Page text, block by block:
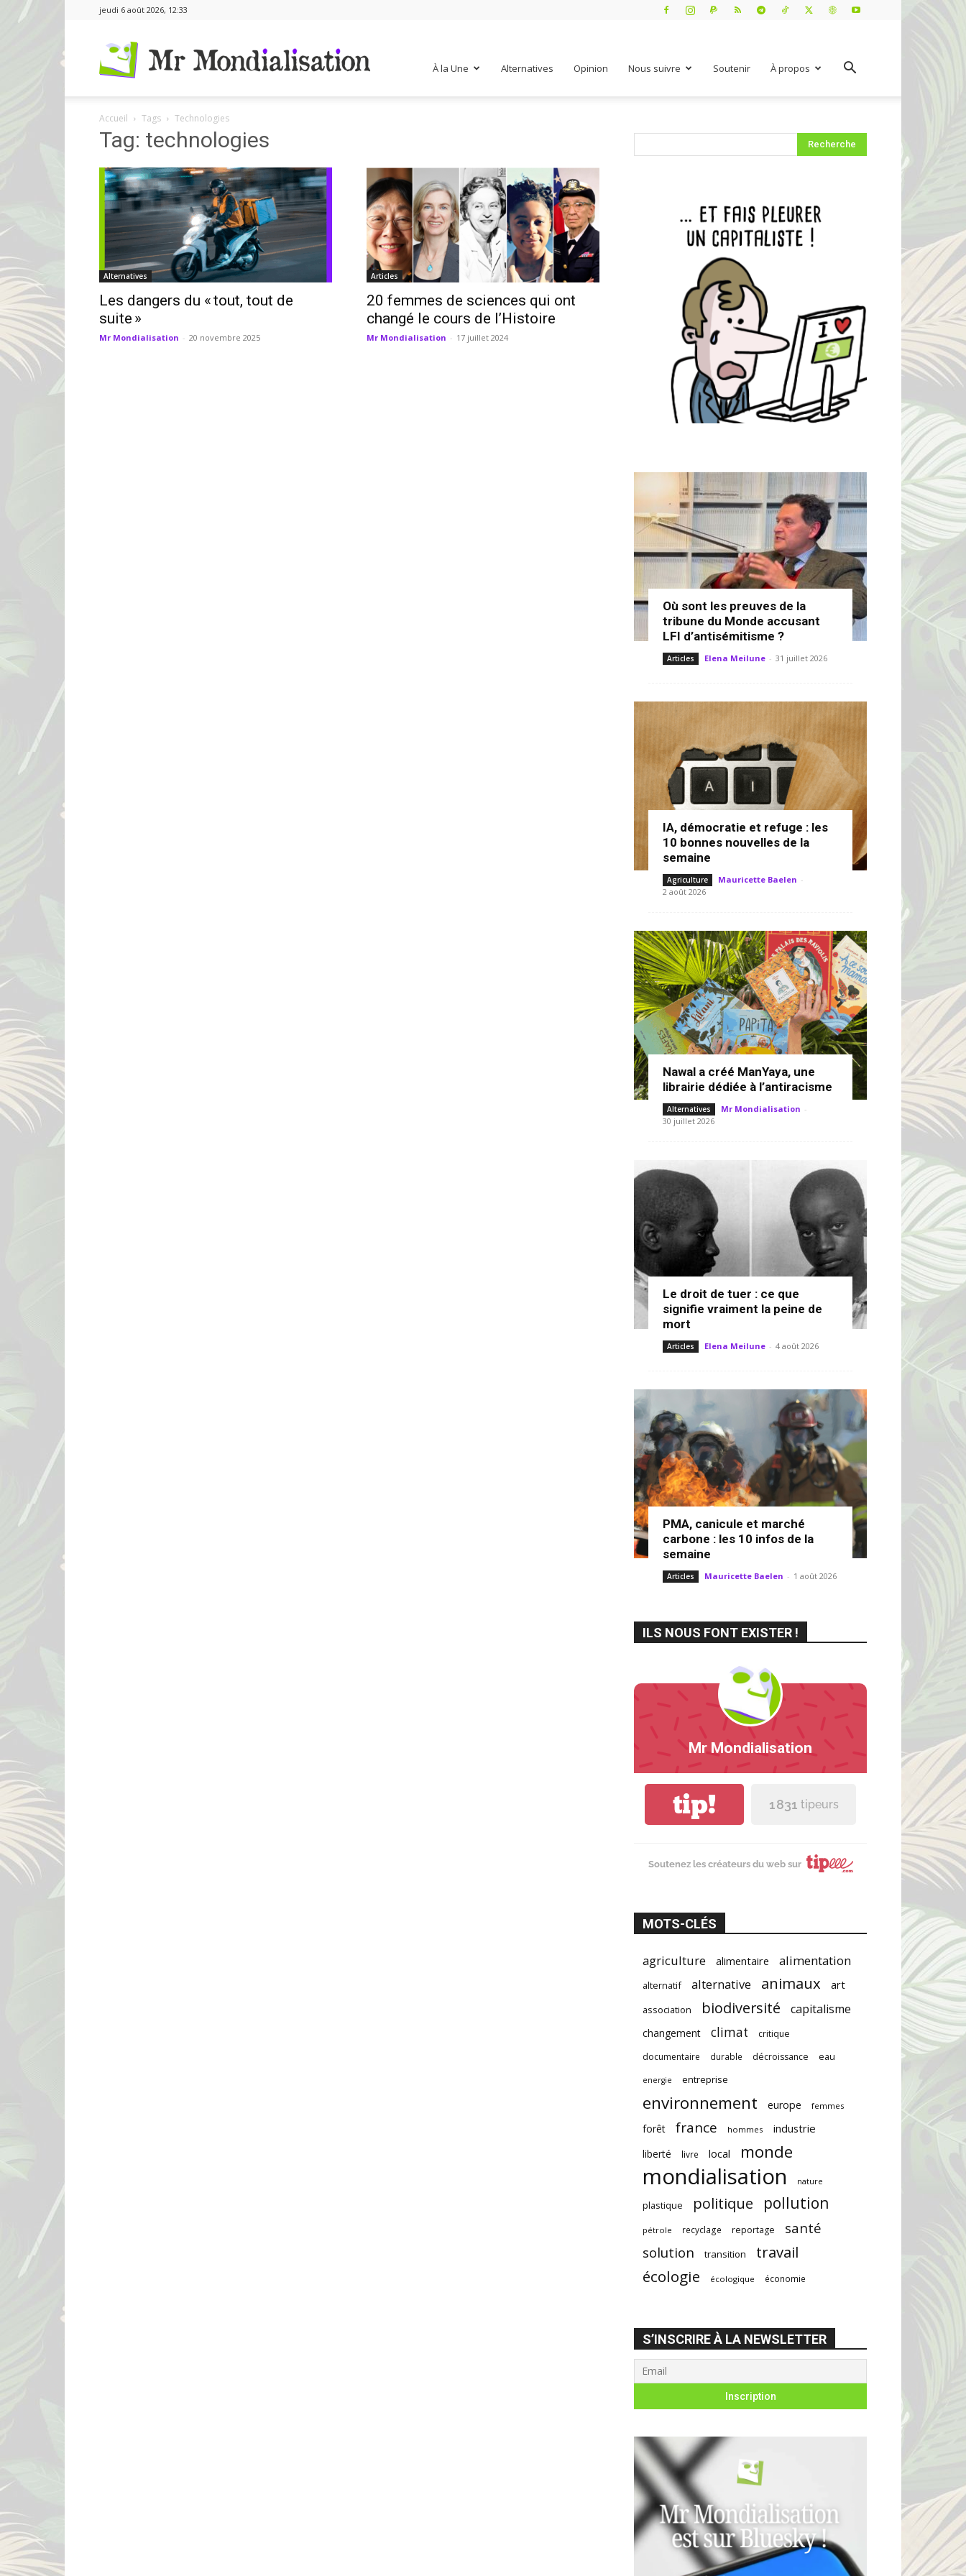
jeudi 6 août 2026, 12:33
À la Une Alternatives Opinion Nous suivre Soutenir À propos
Accueil Tags Technologies
Tag: technologies
Alternatives
Les dangers du « tout, tout de
suite »
Mr Mondialisation - 20 novembre 2025
Articles
20 femmes de sciences qui ont
changé le cours de l’Histoire
Mr Mondialisation - 17 juillet 2024
Où sont les preuves de la
tribune du Monde accusant
LFI d’antisémitisme ?
Articles Elena Meilune - 31 juillet 2026
IA, démocratie et refuge : les
10 bonnes nouvelles de la
semaine
Agriculture Mauricette Baelen -
2 août 2026
Nawal a créé ManYaya, une
librairie dédiée à l’antiracisme
Alternatives Mr Mondialisation -
30 juillet 2026
Le droit de tuer : ce que
signifie vraiment la peine de
mort
Articles Elena Meilune - 4 août 2026
PMA, canicule et marché
carbone : les 10 infos de la
semaine
Articles Mauricette Baelen - 1 août 2026
ILS NOUS FONT EXISTER !
Mr Mondialisation
tip! 1 831 tipeurs
Soutenez les créateurs du web sur
MOTS-CLÉS
agriculture alimentaire alimentation
alternatif alternative animaux art
association biodiversité capitalisme
changement climat
critique
documentaire
durable décroissance eau
energie entreprise
environnement europe femmes
forêt france hommes industrie
liberté livre local monde
mondialisation nature
plastique politique pollution
pétrole recyclage reportage
santé
solution
transition
travail
écologie
écologique économie
S’INSCRIRE À LA NEWSLETTER